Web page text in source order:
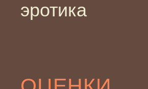
эротика